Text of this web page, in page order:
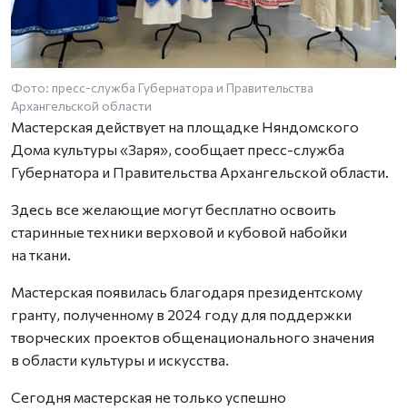
Фото: пресс-служба Губернатора и Правительства
Архангельской области
Мастерская действует на площадке Няндомского
Дома культуры «Заря», сообщает пресс-служба
Губернатора и Правительства Архангельской области.
Здесь все желающие могут бесплатно освоить
старинные техники верховой и кубовой набойки
на ткани.
Мастерская появилась благодаря президентскому
гранту, полученному в 2024 году для поддержки
творческих проектов общенационального значения
в области культуры и искусства.
Сегодня мастерская не только успешно